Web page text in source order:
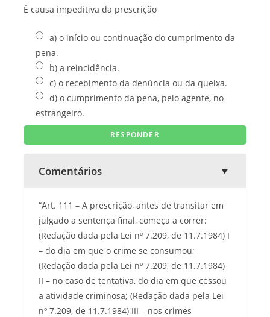
É causa impeditiva da prescrição
a) o início ou continuação do cumprimento da
pena.
b) a reincidência.
c) o recebimento da denúncia ou da queixa.
d) o cumprimento da pena, pelo agente, no
estrangeiro.
Comentários
“Art. 111 – A prescrição, antes de transitar em
julgado a sentença final, começa a correr:
(Redação dada pela Lei nº 7.209, de 11.7.1984) I
– do dia em que o crime se consumou;
(Redação dada pela Lei nº 7.209, de 11.7.1984)
II – no caso de tentativa, do dia em que cessou
a atividade criminosa; (Redação dada pela Lei
nº 7.209, de 11.7.1984) III – nos crimes